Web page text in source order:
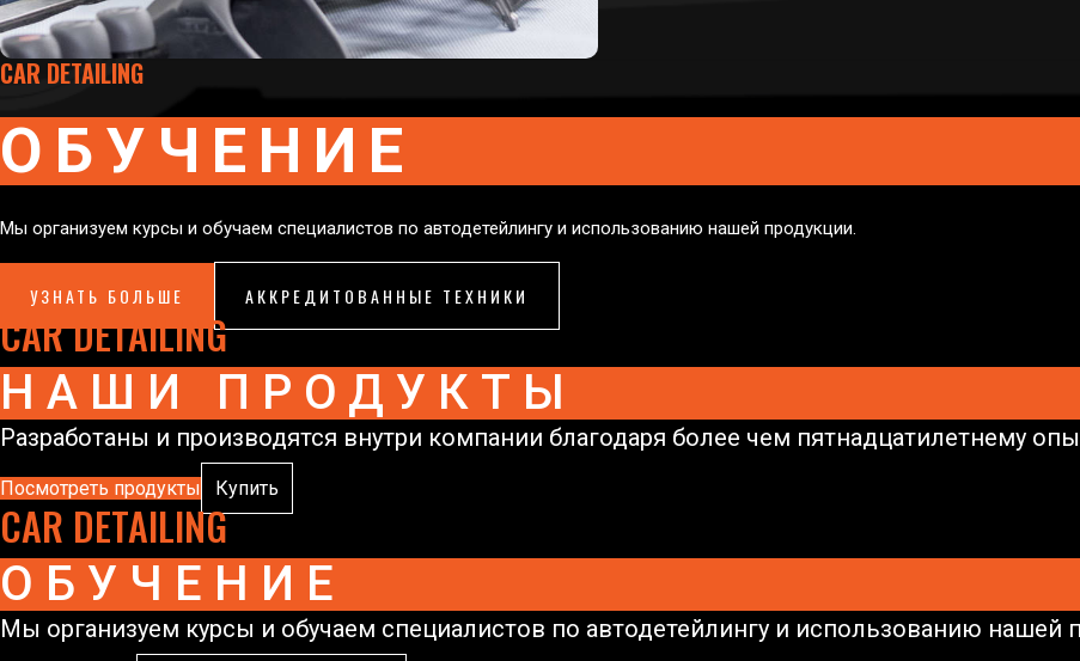
CAR DETAILING
ОБУЧЕНИЕ
Мы организуем курсы и обучаем специалистов по автодетейлингу и использованию нашей продукции.
УЗНАТЬ БОЛЬШЕ АККРЕДИТОВАННЫЕ ТЕХНИКИ
CAR DETAILING
НАШИ ПРОДУКТЫ
Разработаны и производятся внутри компании благодаря более чем пятнадцатилетнему
Посмотреть продукты Купить
CAR DETAILING
ОБУЧЕНИЕ
Мы организуем курсы и обучаем специалистов по автодетейлингу и использованию нашей